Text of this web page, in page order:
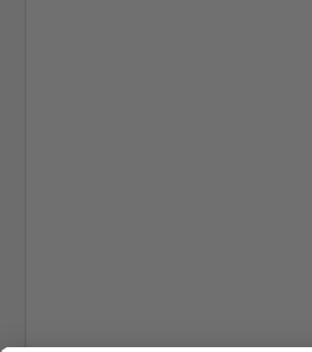
Changchun Longjia (CGQ)